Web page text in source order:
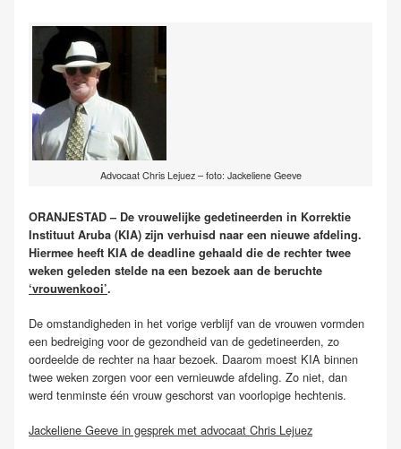
Advocaat Chris Lejuez – foto: Jackeliene Geeve
ORANJESTAD – De vrouwelijke gedetineerden in Korrektie
Instituut Aruba (KIA) zijn verhuisd naar een nieuwe afdeling.
Hiermee heeft KIA de deadline gehaald die de rechter twee
weken geleden stelde na een bezoek aan de beruchte
‘vrouwenkooi’.
De omstandigheden in het vorige verblijf van de vrouwen vormden
een bedreiging voor de gezondheid van de gedetineerden, zo
oordeelde de rechter na haar bezoek. Daarom moest KIA binnen
twee weken zorgen voor een vernieuwde afdeling. Zo niet, dan
werd tenminste één vrouw geschorst van voorlopige hechtenis.
Jackeliene Geeve in gesprek met advocaat Chris Lejuez